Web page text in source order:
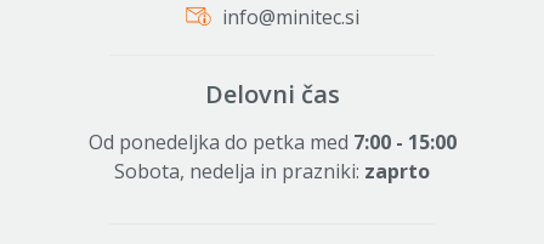
info@minitec.si
Delovni čas
Od ponedeljka do petka med 7:00 - 15:00
Sobota, nedelja in prazniki: zaprto